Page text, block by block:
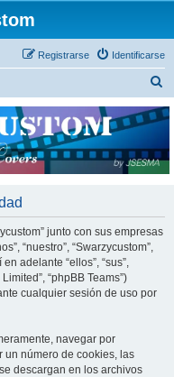
Identificarse
Registrarse
c
junto con sus empresas
“nuestro”, “Swarzycustom”,
adelante “ellos”, “sus”,
“phpBB Teams”)
cualquier sesión de uso por
navegar por
un número de cookies, las
descargan en los archivos